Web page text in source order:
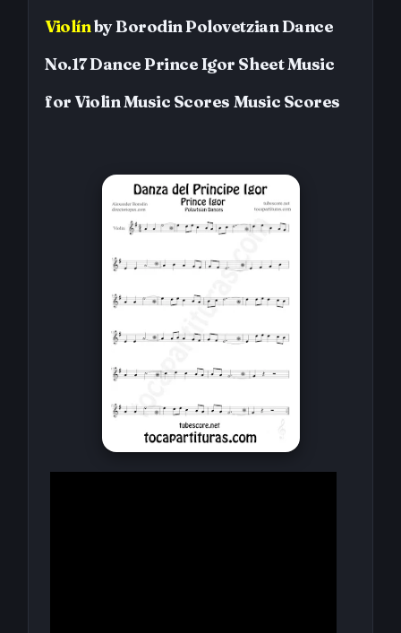
ViolínbyBorodinPolovetzian Dance
No.17 Dance Prince Igor Sheet Music
for Violin Music Scores Music Scores